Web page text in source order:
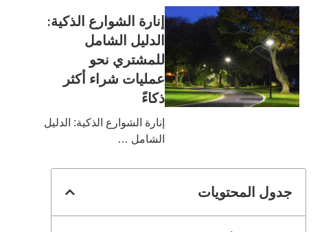
إنارة الشوارع الذكية:
الدليل الشامل
للمشتري نحو
عمليات شراء أكثر
ذكاءً
إنارة الشوارع الذكية: الدليل
الشامل …
جدول المحتويات